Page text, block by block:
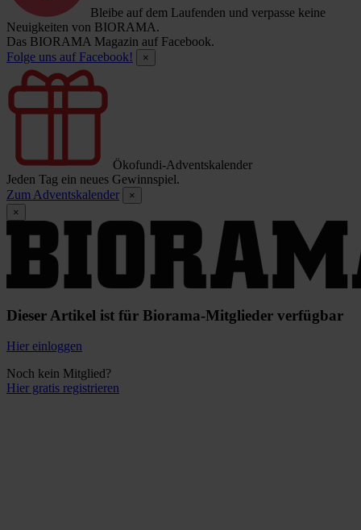
Bleibe auf dem Laufenden und verpasse keine
Neuigkeiten von BIORAMA.
Das BIORAMA Magazin auf Facebook.
Folge uns auf Facebook!
×
Ökofundi-Adventskalender
Jeden Tag ein neues Gewinnspiel.
Zum Adventskalender
×
×
Dieser Artikel ist für Biorama-Mitglieder verfügbar
Hier einloggen
Noch kein Mitglied?
Hier gratis registrieren